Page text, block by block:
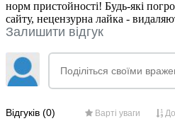
норм пристойності! Будь-які
сайту, нецензурна лайка -